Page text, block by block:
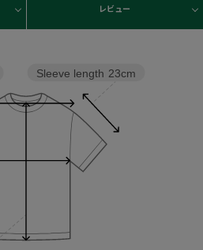
レビュー
Sleeve length 23cm